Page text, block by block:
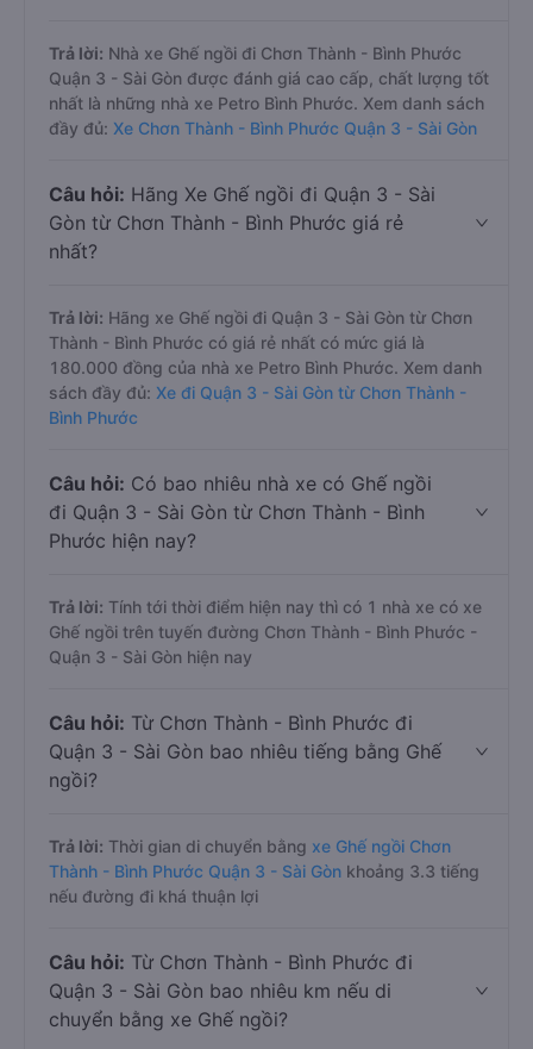
Trả lời: Nhà xe Ghế ngồi đi Chơn Thành - Bình Phước
Quận 3 - Sài Gòn được đánh giá cao cấp, chất lượng tốt
nhất là những nhà xe Petro Bình Phước. Xem danh sách
đầy đủ: Xe Chơn Thành - Bình Phước Quận 3 - Sài Gòn
Câu hỏi: Hãng Xe Ghế ngồi đi Quận 3 - Sài
Gòn từ Chơn Thành - Bình Phước giá rẻ
nhất?
Trả lời: Hãng xe Ghế ngồi đi Quận 3 - Sài Gòn từ Chơn
Thành - Bình Phước có giá rẻ nhất có mức giá là
180.000 đồng của nhà xe Petro Bình Phước. Xem danh
sách đầy đủ: Xe đi Quận 3 - Sài Gòn từ Chơn Thành -
Bình Phước
Câu hỏi: Có bao nhiêu nhà xe có Ghế ngồi
đi Quận 3 - Sài Gòn từ Chơn Thành - Bình
Phước hiện nay?
Trả lời: Tính tới thời điểm hiện nay thì có 1 nhà xe có xe
Ghế ngồi trên tuyến đường Chơn Thành - Bình Phước -
Quận 3 - Sài Gòn hiện nay
Câu hỏi: Từ Chơn Thành - Bình Phước đi
Quận 3 - Sài Gòn bao nhiêu tiếng bằng Ghế
ngồi?
Trả lời: Thời gian di chuyển bằng xe Ghế ngồi Chơn
Thành - Bình Phước Quận 3 - Sài Gòn khoảng 3.3 tiếng
nếu đường đi khá thuận lợi
Câu hỏi: Từ Chơn Thành - Bình Phước đi
Quận 3 - Sài Gòn bao nhiêu km nếu di
chuyển bằng xe Ghế ngồi?